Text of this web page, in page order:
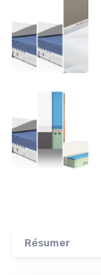
Résumer